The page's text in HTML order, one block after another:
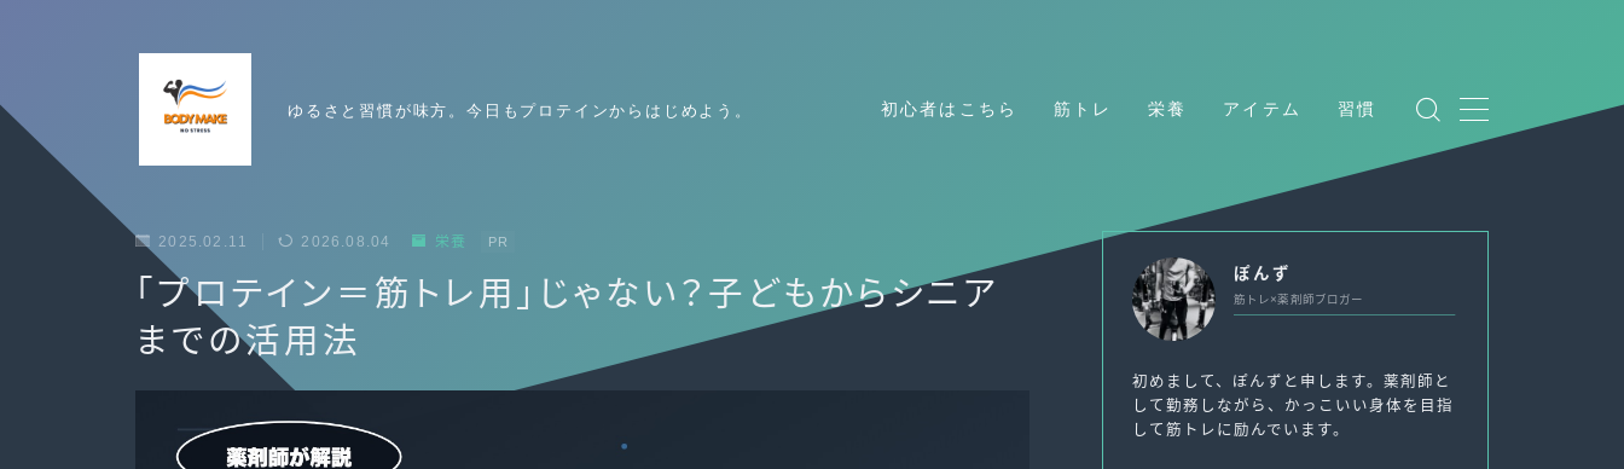
ゆるさと習慣が味方。今日もプロテインからはじめよう。 初心者はこちら 筋トレ 栄養 アイテム 習慣
筋トレ
アイテム
2025.02.11 2026.08.04 栄養 PR
「プロテイン＝筋トレ用」じゃない？子どもからシニア
までの活用法
ぽんず
筋トレ×薬剤師ブロガー
初めまして、ぽんずと申します。薬剤師と
して勤務しながら、かっこいい身体を目指
して筋トレに励んでいます。